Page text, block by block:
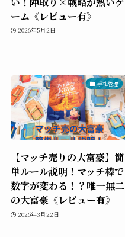
ーム《レビュー有》
2026年5月2日
手札管理
【マッチ売りの大富豪】簡
単ルール説明！マッチ棒で
数字が変わる！？唯一無二
の大富豪《レビュー有》
2026年3月22日